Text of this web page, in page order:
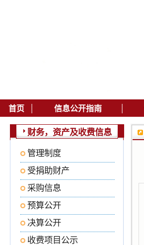
首页 | 信息公开指南 |
财务，资产及收费信息
管理制度
受捐助财产
采购信息
预算公开
决算公开
收费项目公示